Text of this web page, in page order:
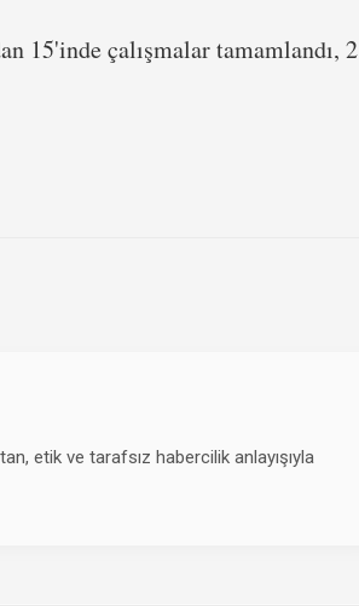
15'inde çalışmalar tamamlandı, 2
etik ve tarafsız habercilik anlayışıyla